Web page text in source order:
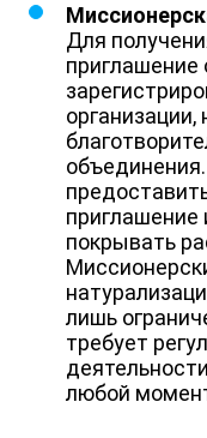
Для
приглашение
приглашение
покрывать
лишь
требует
любой